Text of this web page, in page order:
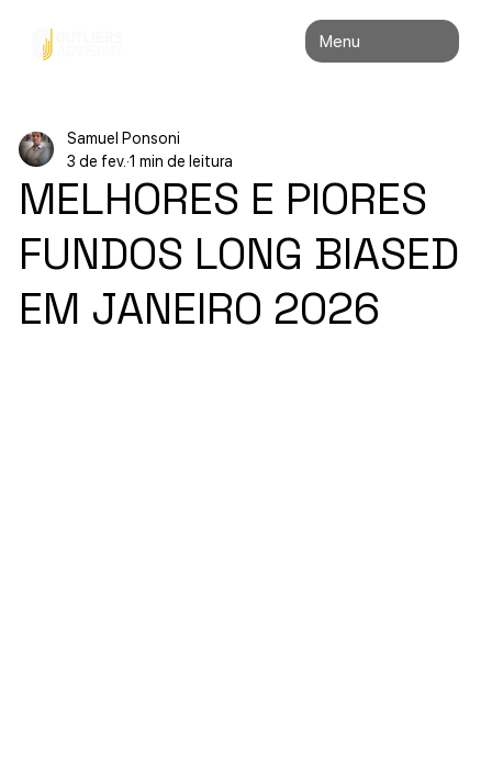
Menu
MELHORES E PIORES
FUNDOS LONG BIASED
EM JANEIRO 2026
Samuel Ponsoni
3 de fev. 1 min de leitura